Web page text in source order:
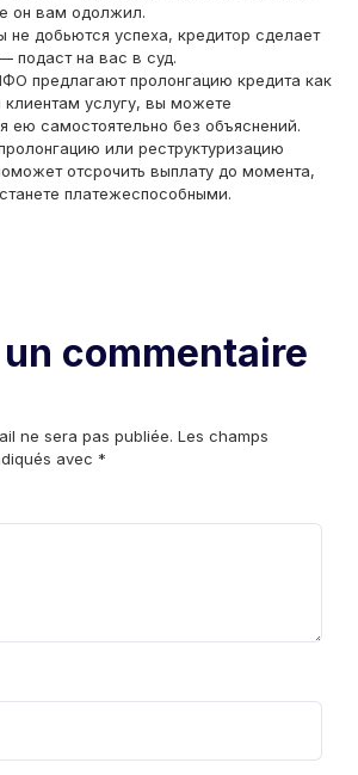
он вам одолжил.
не добьются успеха, кредитор сделает
подаст на вас в суд.
предлагают пролонгацию кредита как
услугу, вы можете
ею самостоятельно без объяснений.
или реструктуризацию
отсрочить выплату до момента,
платежеспособными.
commentaire
ne sera pas publiée. Les champs
avec *